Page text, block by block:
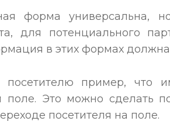
форма универсальна,
для потенциального
в этих формах
посетителю пример, что
поле. Это можно сделать
посетителя на поле.